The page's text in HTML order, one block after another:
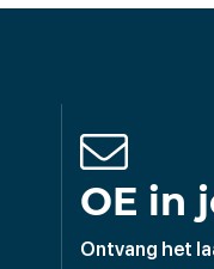
OE in
Ontvang het